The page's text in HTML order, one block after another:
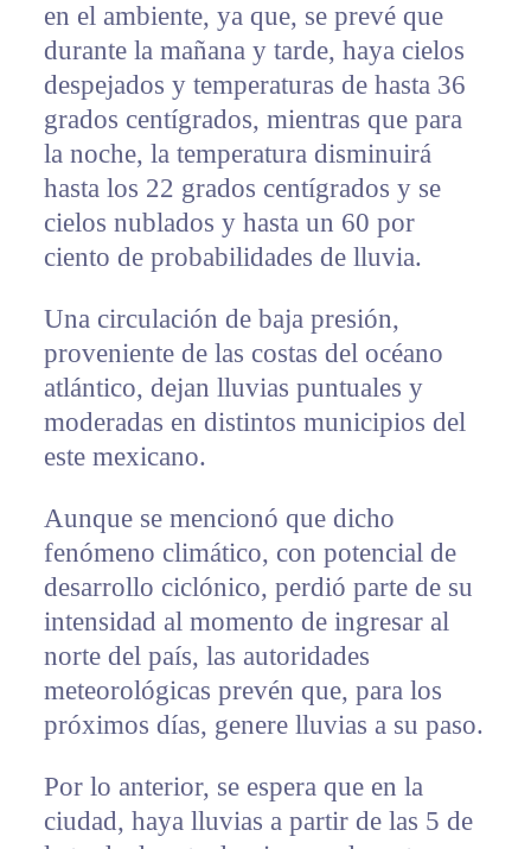
en el ambiente, ya que, se prevé que
durante la mañana y tarde, haya cielos
despejados y temperaturas de hasta 36
grados centígrados, mientras que para
la noche, la temperatura disminuirá
hasta los 22 grados centígrados y se
cielos nublados y hasta un 60 por
ciento de probabilidades de lluvia.
Una circulación de baja presión,
proveniente de las costas del océano
atlántico, dejan lluvias puntuales y
moderadas en distintos municipios del
este mexicano.
Aunque se mencionó que dicho
fenómeno climático, con potencial de
desarrollo ciclónico, perdió parte de su
intensidad al momento de ingresar al
norte del país, las autoridades
meteorológicas prevén que, para los
próximos días, genere lluvias a su paso.
Por lo anterior, se espera que en la
ciudad, haya lluvias a partir de las 5 de